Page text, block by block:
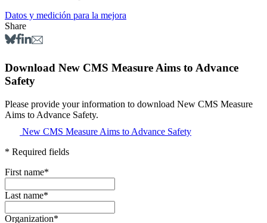
Datos y medición para la mejora
Share
Download New CMS Measure Aims to Advance
Safety
Please provide your information to download New CMS Measure
Aims to Advance Safety.
New CMS Measure Aims to Advance Safety
* Required fields
First name*
Last name*
Organization*